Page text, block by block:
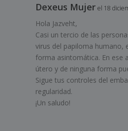
Dexeus Mujer el 18
Hola Jazveht,
Casi un tercio de las
virus del papiloma humano,
forma asintomática. En ese
útero y de ninguna forma
Sigue tus controles del
regularidad.
¡Un saludo!